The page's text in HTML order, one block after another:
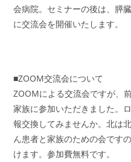
会病院。セミナーの後は、膵
に交流会を開催いたします。
■ZOOM交流会について
ZOOMによる交流会ですが、
家族に参加いただきました。
報交換してみませんか。北は
ん患者と家族のための会です
けます。参加費無料です。